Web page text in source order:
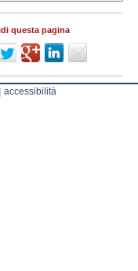
questa pagina
accessibilità